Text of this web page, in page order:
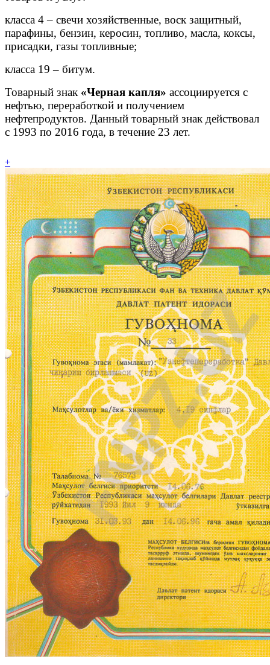
класса 4 – свечи хозяйственные, воск защитный,
парафины, бензин, керосин, топливо, масла, коксы,
присадки, газы топливные;
класса 19 – битум.
Товарный знак «Черная капля» ассоциируется с
нефтью, переработкой и получением
нефтепродуктов. Данный товарный знак действовал
с 1993 по 2016 года, в течение 23 лет.
+